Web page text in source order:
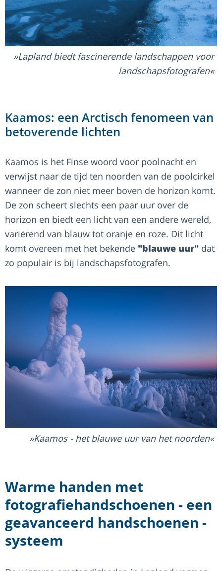
Lapland biedt fascinerende landschappen voor
landschapsfotografen
Kaamos: een Arctisch fenomeen van
betoverende lichten
Kaamos is het Finse woord voor poolnacht en
verwijst naar de tijd ten noorden van de poolcirkel
wanneer de zon niet meer boven de horizon komt.
De zon scheert slechts een paar uur over de
horizon en biedt een licht van een andere wereld,
variërend van blauw tot oranje en roze. Dit licht
komt overeen met het bekende "blauwe uur" dat
zo populair is bij landschapsfotografen.
Kaamos - het blauwe uur van het noorden
Warme handen met
fotografiehandschoenen - een
geavanceerd handschoenen -
systeem